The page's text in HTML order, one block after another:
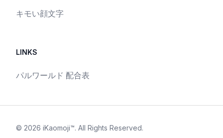
キモい顔文字
LINKS
パルワールド 配合表
© 2026 iKaomoji™. All Rights Reserved.